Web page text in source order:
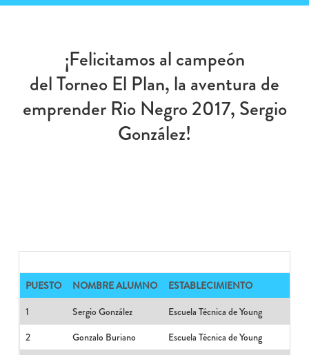
¡Felicitamos al campeón
del Torneo El Plan, la aventura de
emprender Rio Negro 2017, Sergio
González!
PUESTO NOMBRE ALUMNO
ESTABLECIMIENTO
1
Sergio González
Escuela Técnica de Young
2
Gonzalo Buriano
Escuela Técnica de Young